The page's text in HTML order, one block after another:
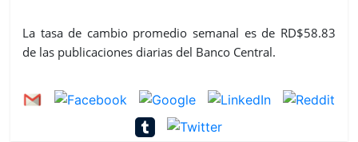
La tasa de cambio promedio semanal es de RD$58.83
de las publicaciones diarias del Banco Central.